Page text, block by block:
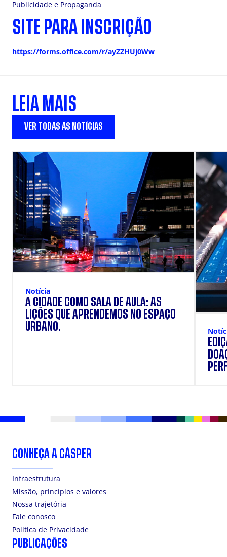
Publicidade e Propaganda
SITE PARA INSCRIÇÃO
https://forms.office.com/r/ayZZHUj0Ww
LEIA MAIS
VER TODAS AS NOTÍCIAS
Notícia
A CIDADE COMO SALA DE AULA: AS
LIÇÕES QUE APRENDEMOS NO ESPAÇO
URBANO.
CONHEÇA A CÁSPER
Infraestrutura
Missão, princípios e valores
Nossa trajetória
Fale conosco
Politica de Privacidade
PUBLICAÇÕES